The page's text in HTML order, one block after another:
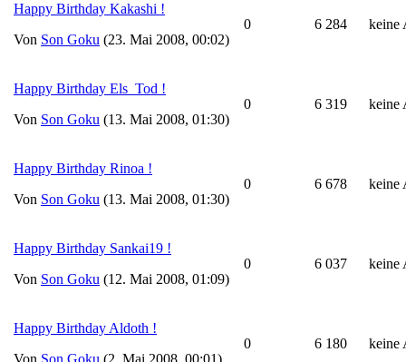
Happy Birthday Kakashi !
Von Son Goku (23. Mai 2008, 00:02)
0 6 284 keine
Happy Birthday Els_Tod !
Von Son Goku (13. Mai 2008, 01:30)
0 6 319 keine
Happy Birthday Rinoa !
Von Son Goku (13. Mai 2008, 01:30)
0 6 678 keine
Happy Birthday Sankai19 !
Von Son Goku (12. Mai 2008, 01:09)
0 6 037 keine
Happy Birthday Aldoth !
0 6 180 keine